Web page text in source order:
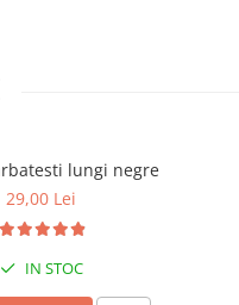
lungi negre
29,00 Lei
IN STOC